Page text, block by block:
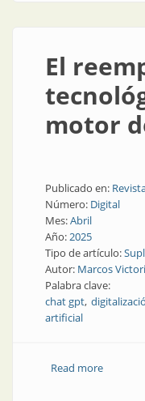
El
motor
Publicado en:
Número: Digital
Mes:Abril
Año:2025
Tipo de artículo:
Autor: Marcos
Palabra clave:
chat gpt
artificial
Read moreabout El